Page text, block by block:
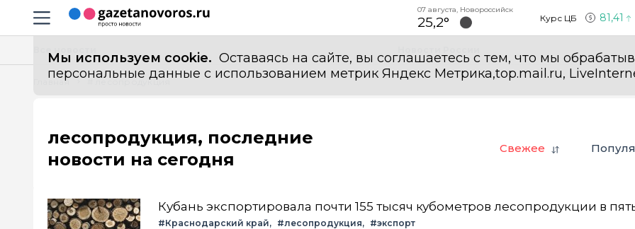
Навигация сайта
07 августа, Новороссийск
25,2° Курс ЦБ 81,41
Мы используем cookie. Оставаясь на сайте, вы соглашаетесь с тем, что мы
персональные данные с использованием метрик Яндекс Метрика,top.mail.ru,
Главная # лесопродукция
лесопродукция, последние
новости на сегодня
Свежее
Кубань экспортировала почти 155 тысяч кубометров лесопродукции в
#Краснодарский край #лесопродукция
#экспорт